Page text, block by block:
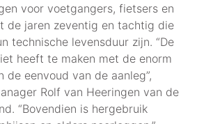
voor voetgangers, fietsers en
de jaren zeventig en tachtig die
technische levensduur zijn. “De
heeft te maken met de enorm
de eenvoud van de aanleg”,
Rolf van Heeringen van de
“Bovendien is hergebruik